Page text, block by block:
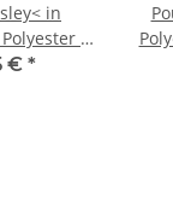
in
-
(BxHxT)
€ *